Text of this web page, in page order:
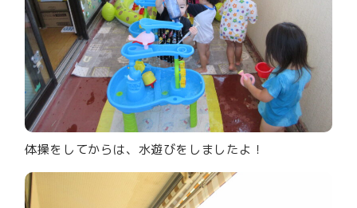
体操をしてからは、水遊びをしましたよ！